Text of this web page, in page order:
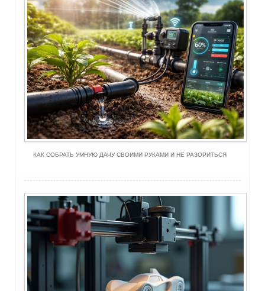
КАК СОБРАТЬ УМНУЮ ДАЧУ СВОИМИ РУКАМИ И НЕ РАЗОРИТЬСЯ